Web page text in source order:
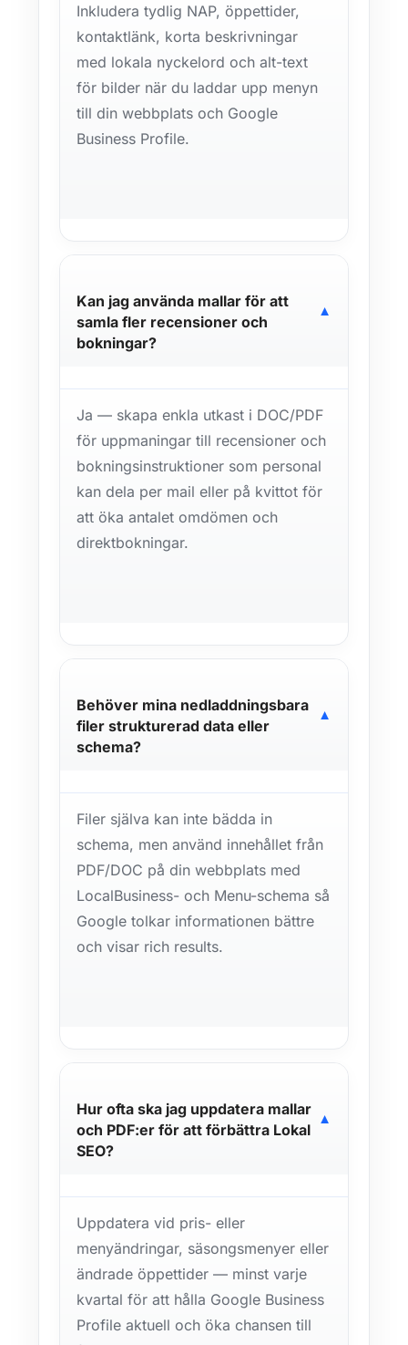
Inkludera tydlig NAP, öppettider,
kontaktlänk, korta beskrivningar
med lokala nyckelord och alt-text
för bilder när du laddar upp menyn
till din webbplats och Google
Business Profile.
Kan jag använda mallar för att
samla fler recensioner och
bokningar?
▼
Ja — skapa enkla utkast i DOC/PDF
för uppmaningar till recensioner och
bokningsinstruktioner som personal
kan dela per mail eller på kvittot för
att öka antalet omdömen och
direktbokningar.
Behöver mina nedladdningsbara
filer strukturerad data eller
schema?
▼
Filer själva kan inte bädda in
schema, men använd innehållet från
PDF/DOC på din webbplats med
LocalBusiness- och Menu-schema så
Google tolkar informationen bättre
och visar rich results.
Hur ofta ska jag uppdatera mallar
och PDF:er för att förbättra Lokal
SEO?
▼
Uppdatera vid pris- eller
menyändringar, säsongsmenyer eller
ändrade öppettider — minst varje
kvartal för att hålla Google Business
Profile aktuell och öka chansen till